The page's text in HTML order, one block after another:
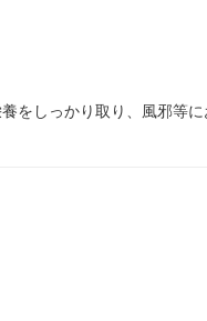
をしっかり取り、風邪等に